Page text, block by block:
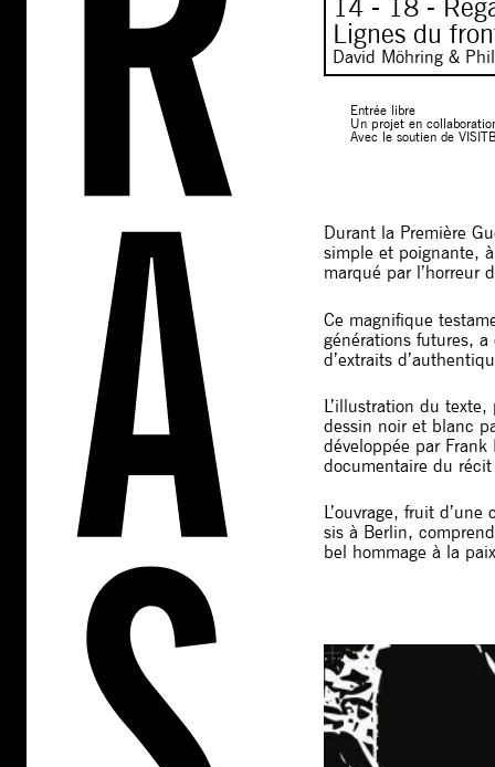
14 - 18 -
Lignes du
David Möhring &
Entrée libre
Un projet en
Avec le soutien de
Durant la Première
simple et poignante,
marqué par l’horreur
Ce magnifique
générations futures,
d’extraits
L’illustration du
dessin noir et blanc
développée par
documentaire du
L’ouvrage, fruit
sis à Berlin,
bel hommage à la